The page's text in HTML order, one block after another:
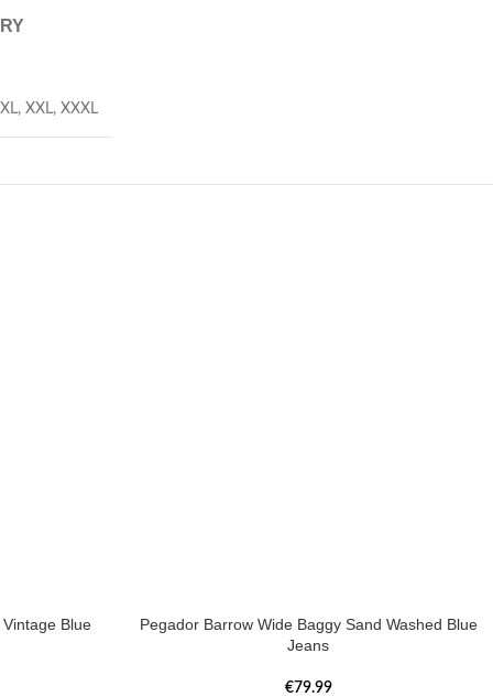
XL, XXL, XXXL
Blue
Pegador Barrow Wide Baggy Sand Washed Blue
Jeans
€79.99